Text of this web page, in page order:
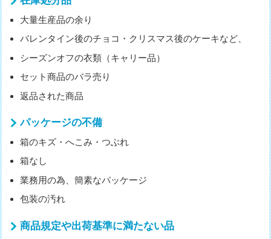
大量生産品の余り
バレンタイン後のチョコ・クリスマス後のケーキなど、
シーズンオフの衣類（キャリー品）
セット商品のバラ売り
返品された商品
パッケージの不備
箱のキズ・へこみ・つぶれ
箱なし
業務用の為、簡素なパッケージ
包装の汚れ
商品規定や出荷基準に満たない品